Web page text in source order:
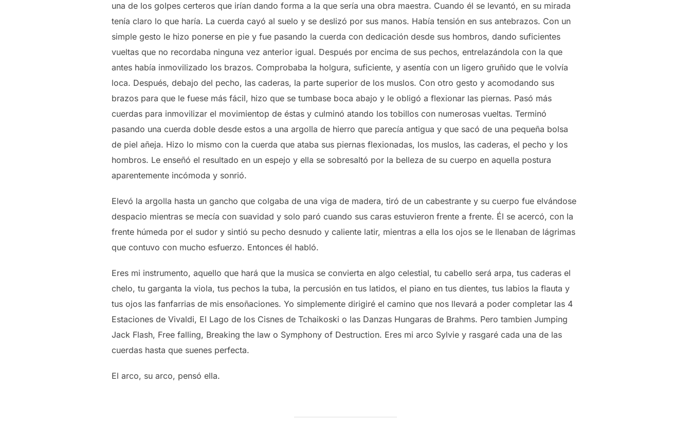
una de los golpes certeros que irían dando forma a la que sería una obra maestra. Cuando él se levantó, en su mirada
tenía claro lo que haría. La cuerda cayó al suelo y se deslizó por sus manos. Había tensión en sus antebrazos. Con un
simple gesto le hizo ponerse en pie y fue pasando la cuerda con dedicación desde sus hombros, dando suficientes
vueltas que no recordaba ninguna vez anterior igual. Después por encima de sus pechos, entrelazándola con la que
antes había inmovilizado los brazos. Comprobaba la holgura, suficiente, y asentía con un ligero gruñido que le volvía
loca. Después, debajo del pecho, las caderas, la parte superior de los muslos. Con otro gesto y acomodando sus
brazos para que le fuese más fácil, hizo que se tumbase boca abajo y le obligó a flexionar las piernas. Pasó más
cuerdas para inmovilizar el movimientop de éstas y culminó atando los tobillos con numerosas vueltas. Terminó
pasando una cuerda doble desde estos a una argolla de hierro que parecía antigua y que sacó de una pequeña bolsa
de piel añeja. Hizo lo mismo con la cuerda que ataba sus piernas flexionadas, los muslos, las caderas, el pecho y los
hombros. Le enseñó el resultado en un espejo y ella se sobresaltó por la belleza de su cuerpo en aquella postura
aparentemente incómoda y sonrió.
Elevó la argolla hasta un gancho que colgaba de una viga de madera, tiró de un cabestrante y su cuerpo fue elvándose
despacio mientras se mecía con suavidad y solo paró cuando sus caras estuvieron frente a frente. Él se acercó, con la
frente húmeda por el sudor y sintió su pecho desnudo y caliente latir, mientras a ella los ojos se le llenaban de lágrimas
que contuvo con mucho esfuerzo. Entonces él habló.
Eres mi instrumento, aquello que hará que la musica se convierta en algo celestial, tu cabello será arpa, tus caderas el
chelo, tu garganta la viola, tus pechos la tuba, la percusión en tus latidos, el piano en tus dientes, tus labios la flauta y
tus ojos las fanfarrias de mis ensoñaciones. Yo simplemente dirigiré el camino que nos llevará a poder completar las 4
Estaciones de Vivaldi, El Lago de los Cisnes de Tchaikoski o las Danzas Hungaras de Brahms. Pero tambien Jumping
Jack Flash, Free falling, Breaking the law o Symphony of Destruction. Eres mi arco Sylvie y rasgaré cada una de las
cuerdas hasta que suenes perfecta.
El arco, su arco, pensó ella.